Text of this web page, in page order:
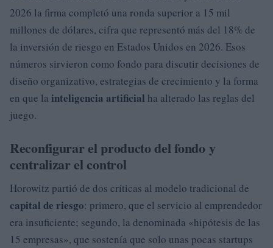
2026 la firma completó una ronda superior a 15 mil
millones de dólares, cifra que representó más del 18% de
la inversión de riesgo en Estados Unidos en 2026. Esos
números sirvieron como fondo para discutir decisiones de
diseño organizativo, estrategias de crecimiento y la forma
en que la inteligencia artificial ha alterado las reglas del
juego.
Reconfigurar el producto del fondo y
centralizar el control
Horowitz partió de dos críticas al modelo tradicional de
capital de riesgo: primero, que el servicio al emprendedor
era insuficiente; segundo, la denominada «hipótesis de las
15 empresas», que sostenía que solo unas pocas startups